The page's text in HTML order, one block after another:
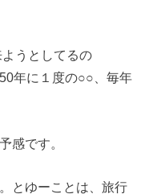
うとしてるの
年に１度の○○、毎年
感です。
とゆーことは、旅行